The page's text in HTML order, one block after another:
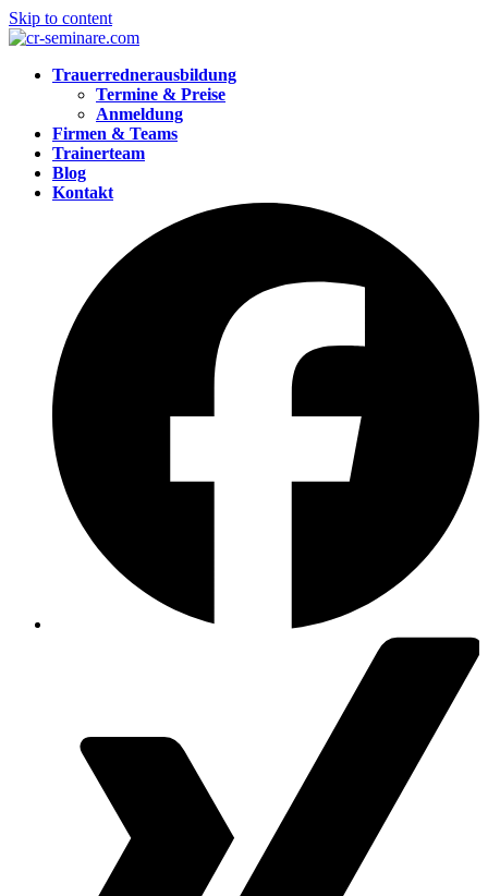
Skip to content
Trauerrednerausbildung
Termine & Preise
Anmeldung
Firmen & Teams
Trainerteam
Blog
Kontakt